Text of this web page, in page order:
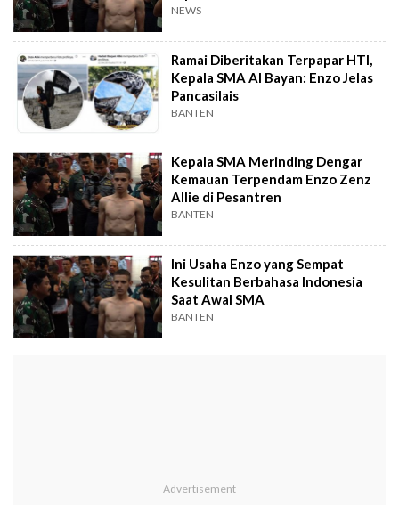
NEWS
Ramai Diberitakan Terpapar HTI,
Kepala SMA Al Bayan: Enzo Jelas
Pancasilais
BANTEN
Kepala SMA Merinding Dengar
Kemauan Terpendam Enzo Zenz
Allie di Pesantren
BANTEN
Ini Usaha Enzo yang Sempat
Kesulitan Berbahasa Indonesia
Saat Awal SMA
BANTEN